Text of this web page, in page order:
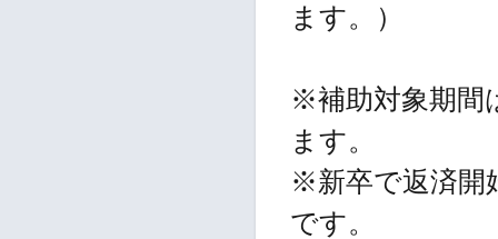
ます。）
※補助対象期間
ます。
※新卒で返済開
です。